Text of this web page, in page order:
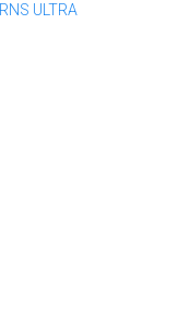
ULTRA